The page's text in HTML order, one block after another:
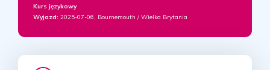
Kurs językowy
Wyjazd: 2025-07-06, Bournemouth / Wielka Brytania